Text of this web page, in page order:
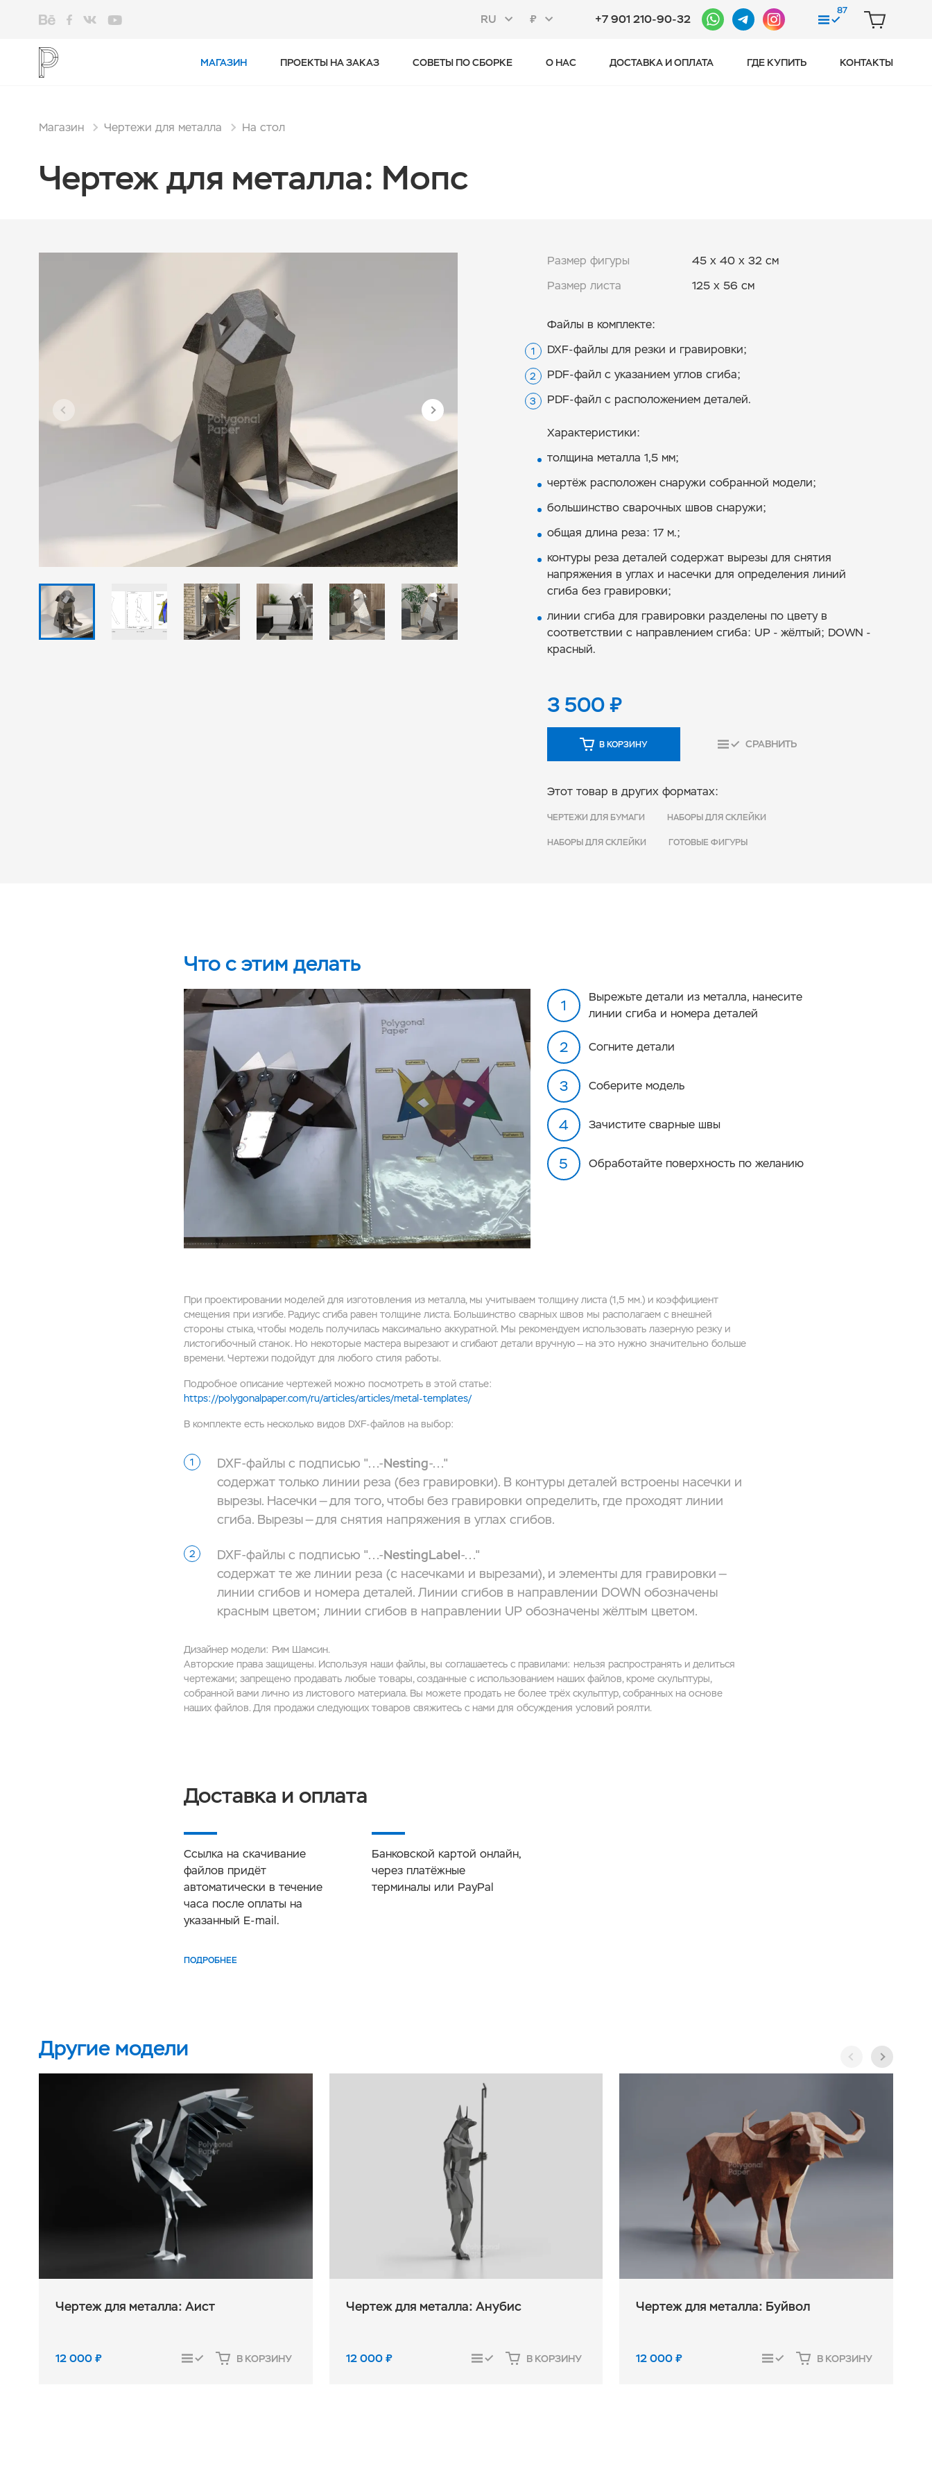
RU ₽ +7 901 210-90-32
87
СРАВНЕНИЕКОРЗИНА
МАГАЗИН ПРОЕКТЫ НА ЗАКАЗ СОВЕТЫ ПО СБОРКЕ О НАС ДОСТАВКА И ОПЛАТА ГДЕ КУПИТЬ КОНТАКТЫ
Магазин Чертежи для металла На стол
Чертеж для металла: Мопс
Размер фигуры
45 x 40 x 32 см
Размер листа
125 x 56 см
Файлы в комплекте:
DXF-файлы для резки и гравировки;
PDF-файл с указанием углов сгиба;
PDF-файл с расположением деталей.
Характеристики:
толщина металла 1,5 мм;
чертёж расположен снаружи собранной модели;
большинство сварочных швов снаружи;
общая длина реза: 17 м.;
контуры реза деталей содержат вырезы для снятия
напряжения в углах и насечки для определения линий
сгиба без гравировки;
линии сгиба для гравировки разделены по цвету в
соответствии с направлением сгиба: UP - жёлтый; DOWN -
красный.
3 500₽
В КОРЗИНУ СРАВНИТЬ
Этот товар в других форматах:
ЧЕРТЕЖИ ДЛЯ БУМАГИ НАБОРЫ ДЛЯ СКЛЕЙКИ
НАБОРЫ ДЛЯ СКЛЕЙКИ ГОТОВЫЕ ФИГУРЫ
Что с этим делать
Вырежьте детали из металла, нанесите
линии сгиба и номера деталей
Согните детали
Соберите модель
Зачистите сварные швы
Обработайте поверхность по желанию
При проектировании моделей для изготовления из металла, мы учитываем толщину листа (1,5 мм.) и коэффициент
смещения при изгибе. Радиус cгиба равен толщине листа. Большинство сварных швов мы располагаем с внешней
стороны стыка, чтобы модель получилась максимально аккуратной. Мы рекомендуем использовать лазерную резку и
листогибочный станок. Но некоторые мастера вырезают и сгибают детали вручную — на это нужно значительно больше
времени. Чертежи подойдут для любого стиля работы.
Подробное описание чертежей можно посмотреть в этой статье:
https://polygonalpaper.com/ru/articles/articles/metal-templates/
В комплекте есть несколько видов DXF-файлов на выбор:
DXF-файлы с подписью "...-Nesting-..."
содержат только линии реза (без гравировки). В контуры деталей встроены насечки и
вырезы. Насечки — для того, чтобы без гравировки определить, где проходят линии
сгиба. Вырезы — для снятия напряжения в углах сгибов.
DXF-файлы с подписью "...-NestingLabel-..."
содержат те же линии реза (с насечками и вырезами), и элементы для гравировки —
линии сгибов и номера деталей. Линии сгибов в направлении DOWN обозначены
красным цветом; линии сгибов в направлении UP обозначены жёлтым цветом.
Дизайнер модели: Рим Шамсин.
Авторские права защищены. Используя наши файлы, вы соглашаетесь с правилами: нельзя распространять и делиться
чертежами; запрещено продавать любые товары, созданные с использованием наших файлов, кроме скульптуры,
собранной вами лично из листового материала. Вы можете продать не более трёх скульптур, собранных на основе
наших файлов. Для продажи следующих товаров свяжитесь с нами для обсуждения условий роялти.
Доставка и оплата
Ссылка на скачивание
файлов придёт
автоматически в течение
часа после оплаты на
указанный E-mail.
Банковской картой онлайн,
через платёжные
терминалы или PayPal
ПОДРОБНЕЕ
Другие модели
Чертеж для металла: Аист
12 000₽ СРАВНИТЬ В КОРЗИНУ
Чертеж для металла: Анубис
12 000₽ СРАВНИТЬ В КОРЗИНУ
Чертeж для металла: Буйвол
12 000₽ СРАВНИТЬ В КОРЗИНУ